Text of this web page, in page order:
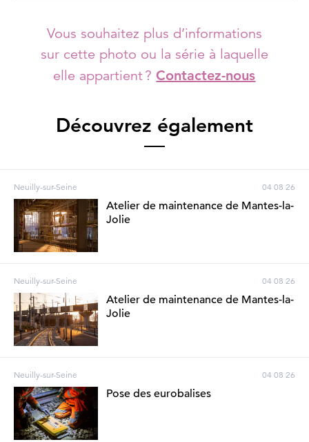
Vous souhaitez plus d’informations
sur cette photo ou la série à laquelle
elle appartient ? Contactez-nous
Découvrez également
Neuilly-sur-Seine 04 08 26
Atelier de maintenance de Mantes-la-
Jolie
Neuilly-sur-Seine 04 08 26
Atelier de maintenance de Mantes-la-
Jolie
Neuilly-sur-Seine 04 08 26
Pose des eurobalises